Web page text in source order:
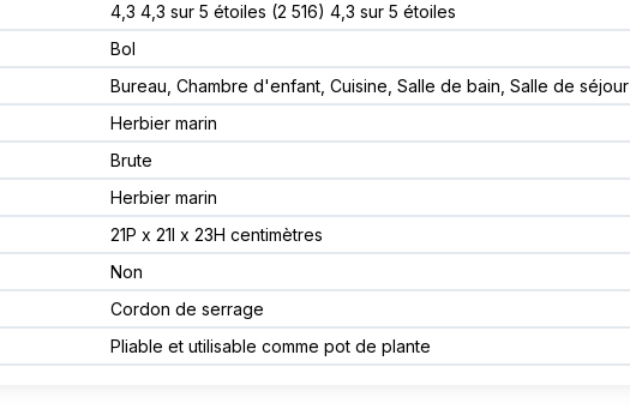
4,3 4,3 sur 5 étoiles (2 516) 4,3 sur 5 étoiles
Bol
Bureau, Chambre d'enfant, Cuisine, Salle de bain, Salle de séjour
Herbier marin
Brute
Herbier marin
21P x 21l x 23H centimètres
Non
Cordon de serrage
Pliable et utilisable comme pot de plante